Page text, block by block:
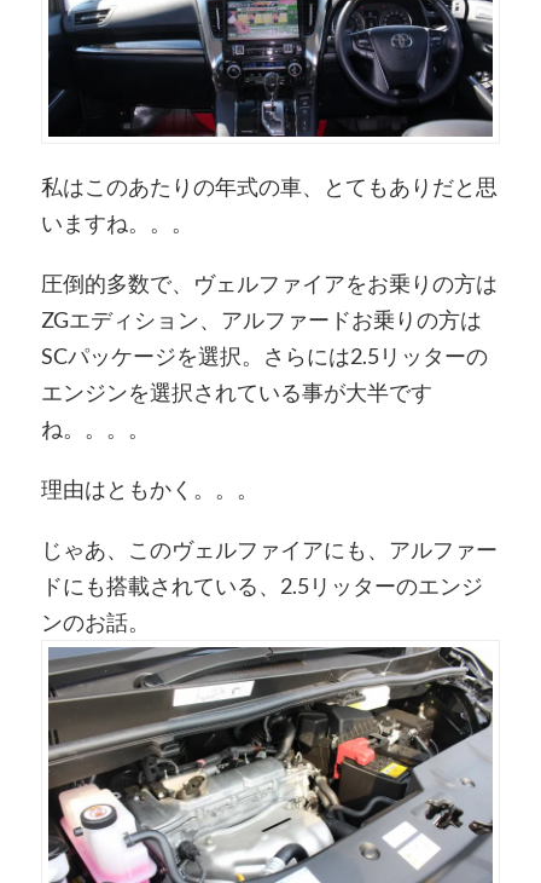
私はこのあたりの年式の車、とてもありだと思
いますね。。。
圧倒的多数で、ヴェルファイアをお乗りの方は
ZGエディション、アルファードお乗りの方は
SCパッケージを選択。さらには2.5リッターの
エンジンを選択されている事が大半です
ね。。。。
理由はともかく。。。
じゃあ、このヴェルファイアにも、アルファー
ドにも搭載されている、2.5リッターのエンジ
ンのお話。